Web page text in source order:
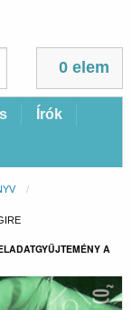
0 elem
Írók
A